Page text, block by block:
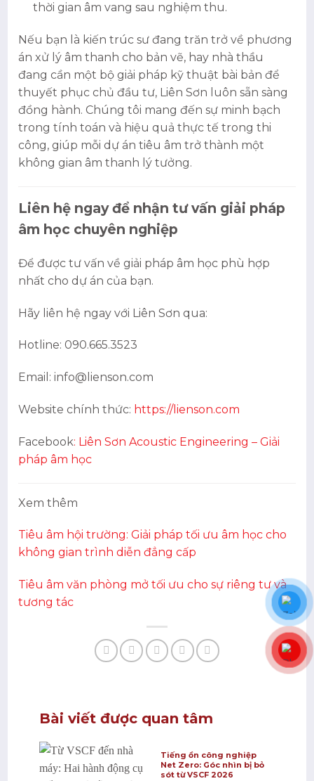
thời gian âm vang sau nghiệm thu.
Nếu bạn là kiến trúc sư đang trăn trở về phương
án xử lý âm thanh cho bản vẽ, hay nhà thầu
đang cần một bộ giải pháp kỹ thuật bài bản để
thuyết phục chủ đầu tư, Liên Sơn luôn sẵn sàng
đồng hành. Chúng tôi mang đến sự minh bạch
trong tính toán và hiệu quả thực tế trong thi
công, giúp mỗi dự án tiêu âm trở thành một
không gian âm thanh lý tưởng.
Liên hệ ngay để nhận tư vấn giải pháp
âm học chuyên nghiệp
Để được tư vấn về giải pháp âm học phù hợp
nhất cho dự án của bạn.
Hãy liên hệ ngay với Liên Sơn qua:
Hotline: 090.665.3523
Email: info@lienson.com
Website chính thức: https://lienson.com
Facebook: Liên Sơn Acoustic Engineering – Giải
pháp âm học
Xem thêm
Tiêu âm hội trường: Giải pháp tối ưu âm học cho
không gian trình diễn đẳng cấp
Tiêu âm văn phòng mở tối ưu cho sự riêng tư và
tương tác
Bài viết được quan tâm
Tiếng ồn công nghiệp
Net Zero: Góc nhìn bị bỏ
sót từ VSCF 2026